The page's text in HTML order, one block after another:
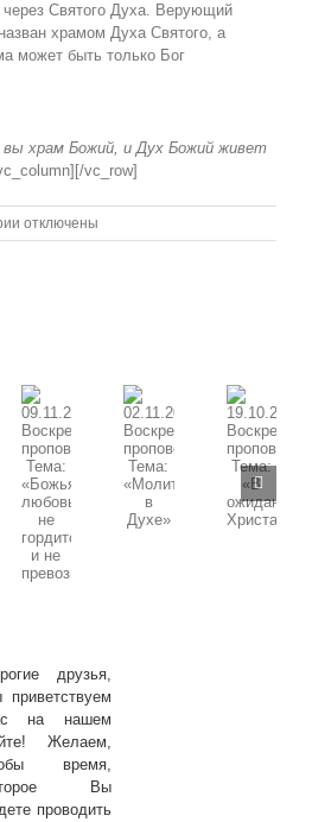
Святого Духа. Верующий
храмом Духа Святого, а
может быть только Бог
храм Божий, и Дух Божий живет
vc_row]
к
записи
часть
2»
отключены
02.11.2025
Воскресная
проповедь,
Тема:
19.10.2025
Воскресная
проповедь,
Тема:
друзья,
приветствуем
на нашем
Желаем,
время,
Вы
проводить